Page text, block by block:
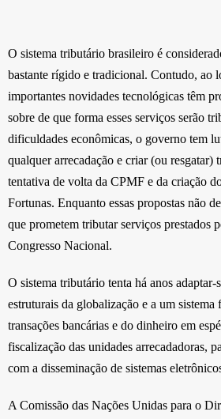
O sistema tributário brasileiro é
bastante rígido e tradicional. Contudo, ao
importantes novidades tecnológicas têm
sobre de que forma esses serviços serão
dificuldades econômicas, o governo tem
qualquer arrecadação e criar (ou resgatar)
tentativa de volta da CPMF e da criação
Fortunas. Enquanto essas propostas não
que prometem tributar serviços prestados
Congresso Nacional.
O sistema tributário tenta há anos adaptar-
estruturais da globalização e a um
transações bancárias e do dinheiro em
fiscalização das unidades arrecadadoras,
com a disseminação de sistemas
A Comissão das Nações Unidas para o